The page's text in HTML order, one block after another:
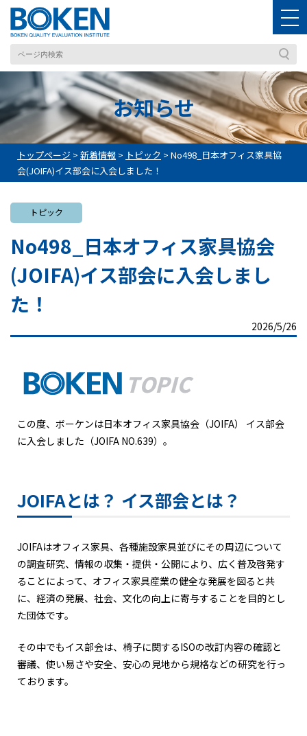
お知らせ
トップページ > 新着情報 > トピック > No498_日本オフィス家具協
会(JOIFA)イス部会に入会しました！
トピック
No498_日本オフィス家具協会
(JOIFA)イス部会に入会しまし
た！
2026/5/26
この度、ボーケンは日本オフィス家具協会（JOIFA） イス部会
に入会しました（JOIFA NO.639）。
JOIFAとは？ イス部会とは？
JOIFAはオフィス家具、各種施設家具並びにその周辺について
の調査研究、情報の収集・提供・公開により、広く普及啓発す
ることによって、オフィス家具産業の健全な発展を図ると共
に、経済の発展、社会、文化の向上に寄与することを目的とし
た団体です。
その中でもイス部会は、椅子に関するISOの改訂内容の確認と
審議、使い易さや安全、安心の見地から規格などの研究を行っ
ております。